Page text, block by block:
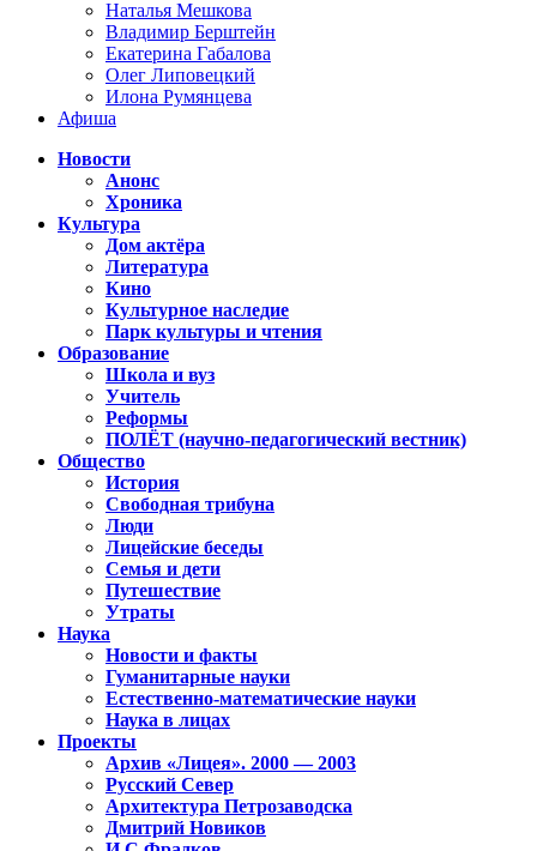
Наталья Мешкова
Владимир Берштейн
Екатерина Габалова
Олег Липовецкий
Илона Румянцева
Афиша
Новости
Анонс
Хроника
Культура
Дом актёра
Литература
Кино
Культурное наследие
Парк культуры и чтения
Образование
Школа и вуз
Учитель
Реформы
ПОЛЁТ (научно-педагогический вестник)
Общество
История
Свободная трибуна
Люди
Лицейские беседы
Семья и дети
Путешествие
Утраты
Наука
Новости и факты
Гуманитарные науки
Естественно-математические науки
Наука в лицах
Проекты
Архив «Лицея». 2000 — 2003
Русский Север
Архитектура Петрозаводска
Дмитрий Новиков